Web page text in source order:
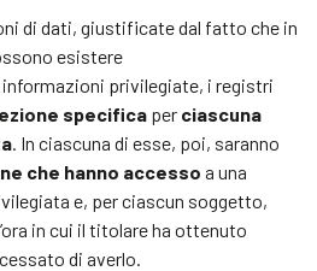
di dati, giustificate dal fatto che in
esistere
privilegiate, i registri
specifica per ciascuna
. In ciascuna di esse, poi, saranno
che hanno accesso a una
e, per ciascun soggetto,
in cui il titolare ha ottenuto
di averlo.